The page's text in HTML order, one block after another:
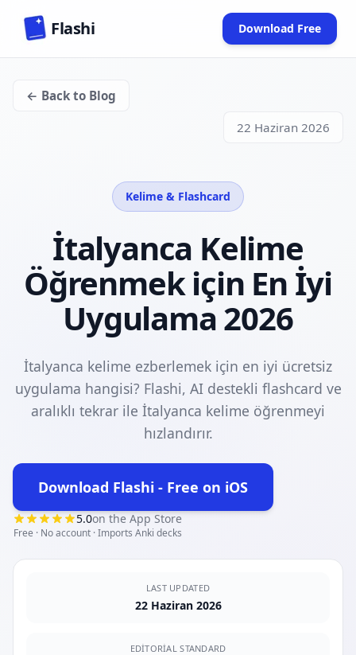
Flashi Download Free
(opens in
← Back to Blog
22 Haziran 2026
Kelime & Flashcard
İtalyanca Kelime
Öğrenmek için En İyi
Uygulama 2026
İtalyanca kelime ezberlemek için en iyi ücretsiz
uygulama hangisi? Flashi, AI destekli flashcard ve
aralıklı tekrar ile İtalyanca kelime öğrenmeyi
hızlandırır.
Download Flashi - Free on iOS
(opens in new tab)
5.0on the App Store
Free · No account · Imports Anki decks
LAST UPDATED
22 Haziran 2026
EDITORIAL STANDARD